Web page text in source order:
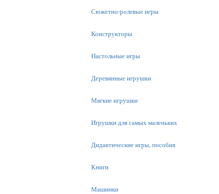
Сюжетно-ролевые игры
Конструкторы
Настольные игры
Деревянные игрушки
Мягкие игрушки
Игрушки для самых маленьких
Дидактические игры, пособия
Книги
Машинки